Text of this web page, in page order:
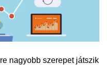
nagyobb szerepet játszik